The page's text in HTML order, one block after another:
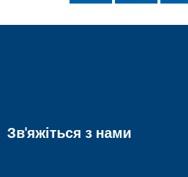
Зв'яжіться з нами